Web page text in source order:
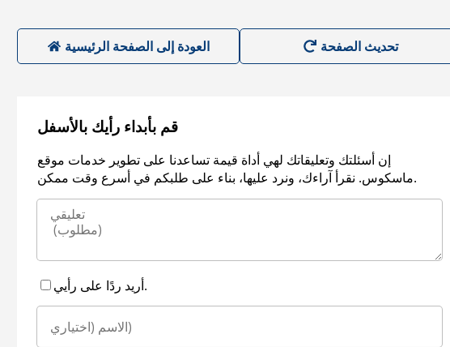
العودة إلى الصفحة الرئيسية
قم بأبداء رأيك بالأسفل
إن أسئلتك وتعليقاتك لهي أداة قيمة تساعدنا على تطوير خدمات موقع
ماسكوس. نقرأ آراءك، ونرد عليها، بناء على طلبكم في أسرع وقت ممكن.
أريد ردًا على رأيي.